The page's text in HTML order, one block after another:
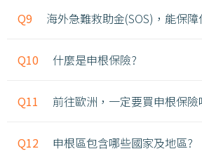
Q9 海外急難救助金(SOS)，能保障
Q10 什麼是申根保險?
Q11 前往歐洲，一定要買申根保險
Q12 申根區包含哪些國家及地區?